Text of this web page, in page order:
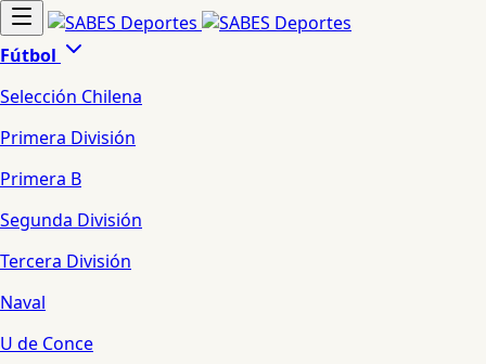
Fútbol
Selección Chilena
Primera División
Primera B
Segunda División
Tercera División
Naval
U de Conce